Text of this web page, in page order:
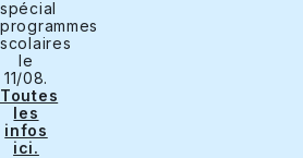
spécial
programmes
scolaires
le
11/08.
Toutes
les
infos
ici.